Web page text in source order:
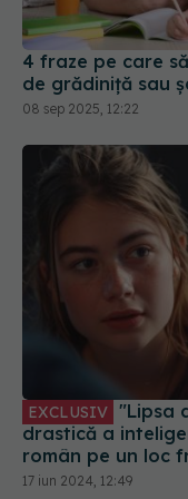
4 fraze pe care
de grădiniță sau
08 sep 2025, 12:22
EXCLUSIV
drastică a
român pe un loc
un popor ce nu
17 iun 2024, 12:49